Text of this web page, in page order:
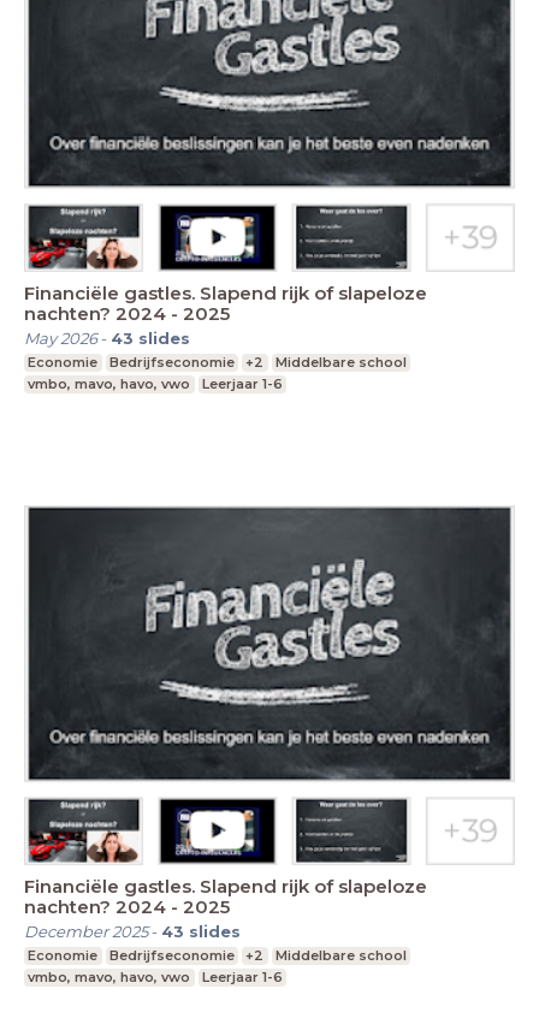
Financiële gastles. Slapend rijk of slapeloze
nachten? 2024 - 2025
May 2026- 43 slides
Economie Bedrijfseconomie +2
Middelbare school
vmbo, mavo, havo, vwo
Leerjaar 1-6
Financiële gastles. Slapend rijk of slapeloze
nachten? 2024 - 2025
December 2025- 43 slides
Economie Bedrijfseconomie +2
Middelbare school
vmbo, mavo, havo, vwo
Leerjaar 1-6